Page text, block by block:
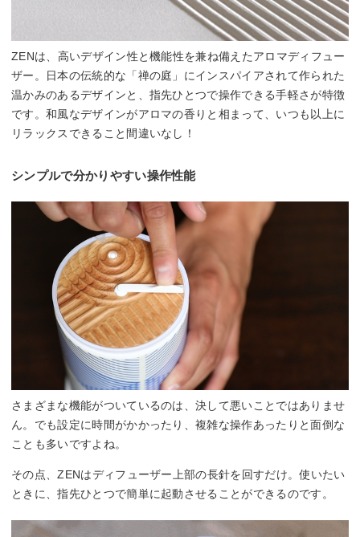
ZENは、高いデザイン性と機能性を兼ね備えたアロマディフュー
ザー。日本の伝統的な「禅の庭」にインスパイアされて作られた
温かみのあるデザインと、指先ひとつで操作できる手軽さが特徴
です。和風なデザインがアロマの香りと相まって、いつも以上に
リラックスできること間違いなし！
シンプルで分かりやすい操作性能
さまざまな機能がついているのは、決して悪いことではありませ
ん。でも設定に時間がかかったり、複雑な操作あったりと面倒な
ことも多いですよね。
その点、ZENはディフューザー上部の長針を回すだけ。使いたい
ときに、指先ひとつで簡単に起動させることができるのです。